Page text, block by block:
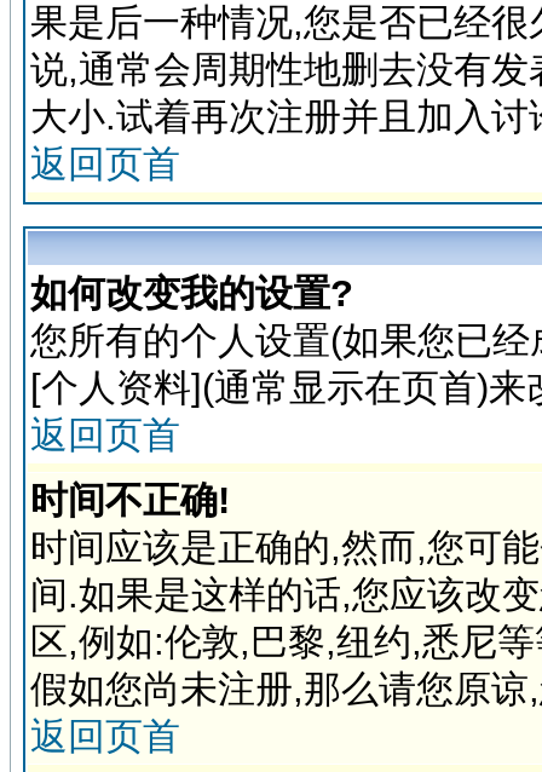
果是后一种情况,您是否已经
说,通常会周期性地删去没有
大小.试着再次注册并且加入讨
返回页首
如何改变我的设置?
您所有的个人设置(如果您已
[个人资料](通常显示在页首)来
返回页首
时间不正确!
时间应该是正确的,然而,您可
间.如果是这样的话,您应该改
区,例如:伦敦,巴黎,纽约,悉尼
假如您尚未注册,那么请您原
返回页首